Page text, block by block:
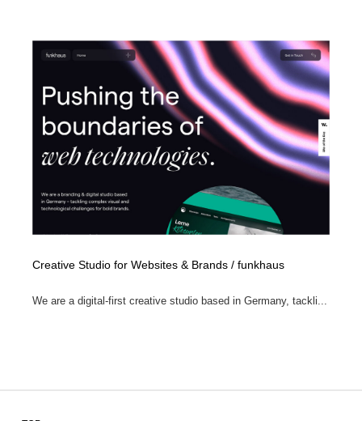
Creative Studio for Websites & Brands / funkhaus
We are a digital-first creative studio based in Germany, tackli...